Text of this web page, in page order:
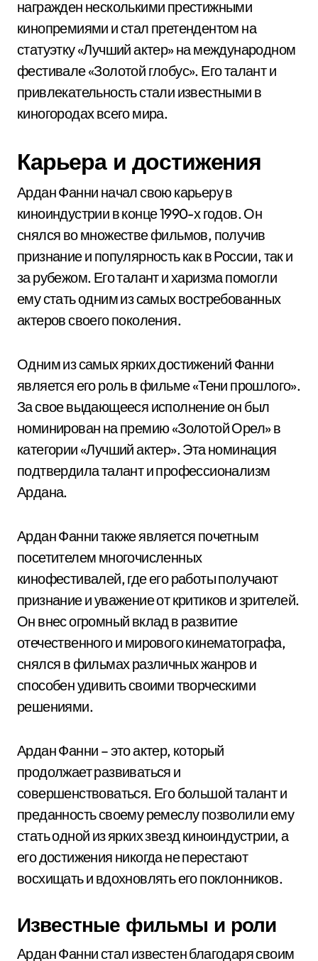
награжден несколькими престижными
кинопремиями и стал претендентом на
статуэтку «Лучший актер» на международном
фестивале «Золотой глобус». Его талант и
привлекательность стали известными в
киногородах всего мира.
Карьера и достижения
Ардан Фанни начал свою карьеру в
киноиндустрии в конце 1990-х годов. Он
снялся во множестве фильмов, получив
признание и популярность как в России, так и
за рубежом. Его талант и харизма помогли
ему стать одним из самых востребованных
актеров своего поколения.
Одним из самых ярких достижений Фанни
является его роль в фильме «Тени прошлого».
За свое выдающееся исполнение он был
номинирован на премию «Золотой Орел» в
категории «Лучший актер». Эта номинация
подтвердила талант и профессионализм
Ардана.
Ардан Фанни также является почетным
посетителем многочисленных
кинофестивалей, где его работы получают
признание и уважение от критиков и зрителей.
Он внес огромный вклад в развитие
отечественного и мирового кинематографа,
снялся в фильмах различных жанров и
способен удивить своими творческими
решениями.
Ардан Фанни – это актер, который
продолжает развиваться и
совершенствоваться. Его большой талант и
преданность своему ремеслу позволили ему
стать одной из ярких звезд киноиндустрии, а
его достижения никогда не перестают
восхищать и вдохновлять его поклонников.
Известные фильмы и роли
Ардан Фанни стал известен благодаря своим